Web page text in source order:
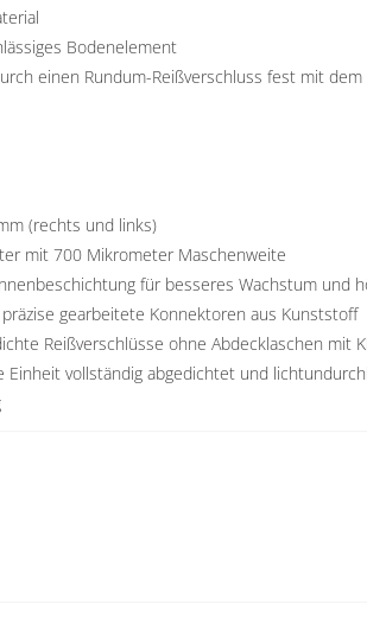
Bodenelement
einen Rundum-Reißverschluss fest mit
(rechts und links)
mit 700 Mikrometer Maschenweite
für besseres Wachstum und
gearbeitete Konnektoren aus Kunststoff
Reißverschlüsse ohne Abdecklaschen mit
Einheit vollständig abgedichtet und